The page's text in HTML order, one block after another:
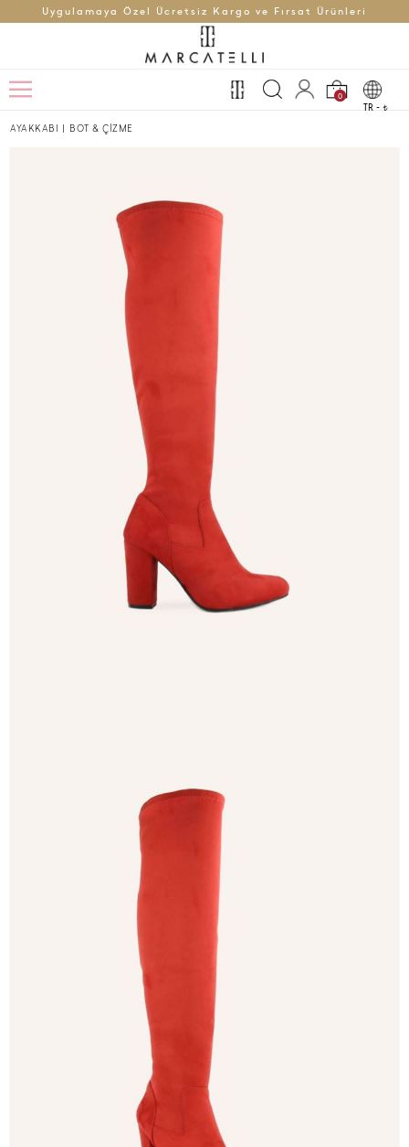
Uygulamaya Özel Ücretsiz Kargo ve Fırsat Ürünleri
0
TR - t
AYAKKABI | BOT & ÇİZME